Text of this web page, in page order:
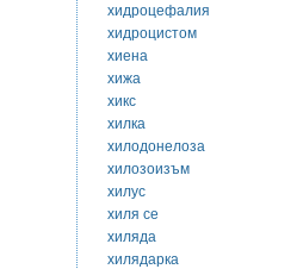
хидроцефалия
хидроцистом
хиена
хижа
хикс
хилка
хилодонелоза
хилозоизъм
хилус
хиля се
хиляда
хилядарка